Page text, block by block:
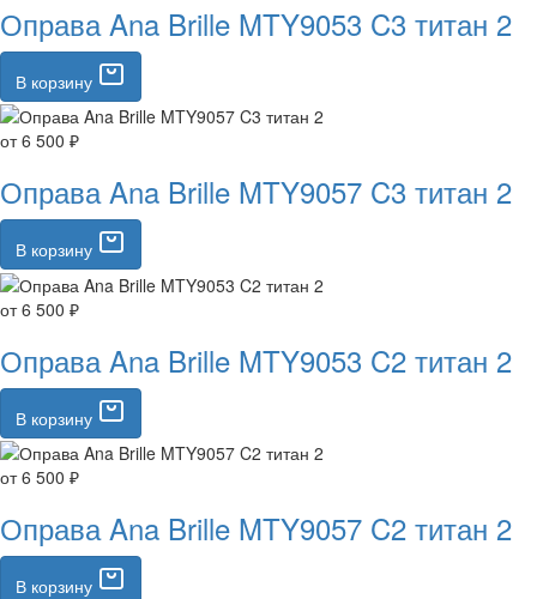
Оправа Ana Brille MTY9053 C3 титан 2
В корзину
от 6 500 ₽
Оправа Ana Brille MTY9057 C3 титан 2
В корзину
от 6 500 ₽
Оправа Ana Brille MTY9053 C2 титан 2
В корзину
от 6 500 ₽
Оправа Ana Brille MTY9057 C2 титан 2
В корзину